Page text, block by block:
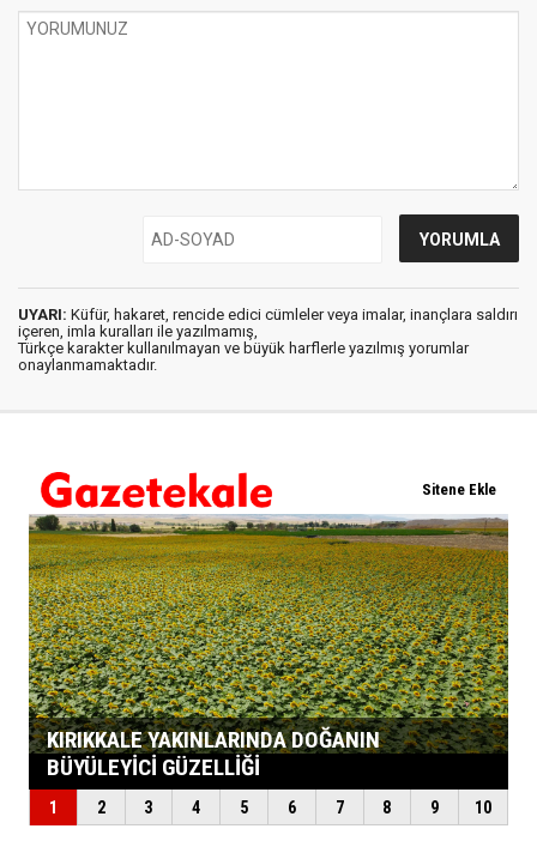
UYARI: Küfür, hakaret, rencide edici cümleler veya imalar, inançlara saldırı
içeren, imla kuralları ile yazılmamış,
Türkçe karakter kullanılmayan ve büyük harflerle yazılmış yorumlar
onaylanmamaktadır.